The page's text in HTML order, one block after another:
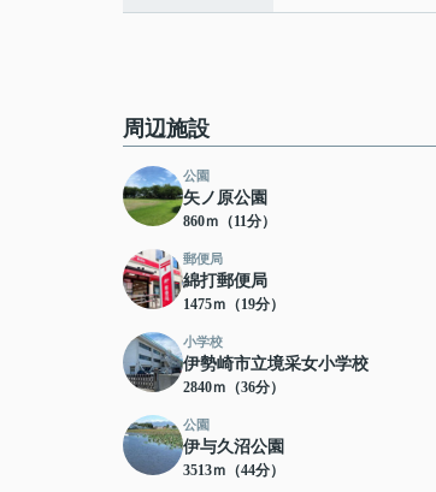
周辺施設
公園
矢ノ原公園
860ｍ（11分）
郵便局
綿打郵便局
1475ｍ（19分）
小学校
伊勢崎市立境采女小学校
2840ｍ（36分）
公園
伊与久沼公園
3513ｍ（44分）